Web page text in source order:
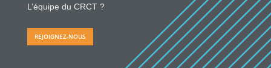
L’équipe du CRCT ?
REJOIGNEZ-NOUS